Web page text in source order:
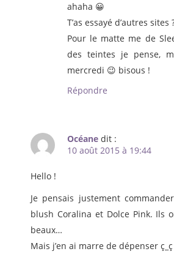
ahaha 😀
T’as essayé d’autres sites
Pour le matte me de
des teintes je pense,
mercredi 😉 bisous !
Répondre
Océane dit :
10 août 2015 à 19:44
Hello !
Je pensais justement
blush Coralina et Dolce Pink. Ils
beaux…
Mais j’en ai marre de dépenser ç_ç